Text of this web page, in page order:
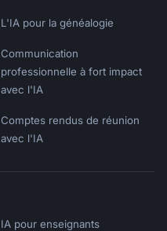
L'IA pour la généalogie
Communication
professionnelle à fort impact
avec l'IA
Comptes rendus de réunion
avec l'IA
IA pour enseignants